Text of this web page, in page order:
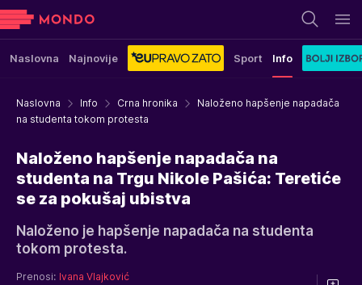
Naslovna Najnovije Sport Info
Naslovna Info Crna hronika
Naloženo hapšenje napadača
na studenta tokom protesta
Naloženo hapšenje napadača na
studenta na Trgu Nikole Pašića: Teretiće
se za pokušaj ubistva
Naloženo je hapšenje napadača na studenta
tokom protesta.
Prenosi: Ivana Vlajković